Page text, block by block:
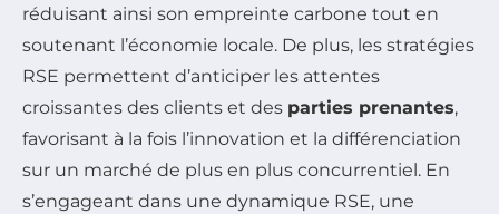
réduisant ainsi son empreinte carbone tout en
soutenant l’économie locale. De plus, les stratégies
RSE permettent d’anticiper les attentes
croissantes des clients et des parties prenantes,
favorisant à la fois l’innovation et la différenciation
sur un marché de plus en plus concurrentiel. En
s’engageant dans une dynamique RSE, une